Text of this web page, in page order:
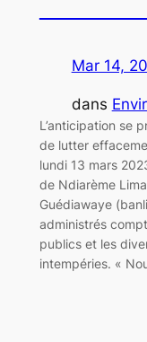
Mar 14,
dans
L’anticipation se
de lutter
lundi 13 mars
de Ndiarème
Guédiawaye
administrés
publics et les
intempéries. «